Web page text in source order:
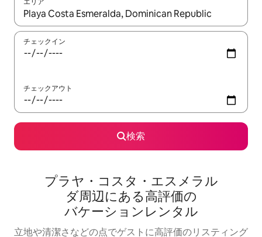
検索結果が表示されたら、上下の矢印キーを使って移動するか
チェックイン
チェックアウト
検索
プラヤ・コスタ・エスメラル
ダ⁠周⁠辺⁠に⁠あ⁠る高⁠評⁠価⁠の
バ⁠ケ⁠ー⁠シ⁠ョ⁠ン⁠レ⁠ン⁠タ⁠ル
立地や清潔さなどの点でゲストに高評価のリスティング